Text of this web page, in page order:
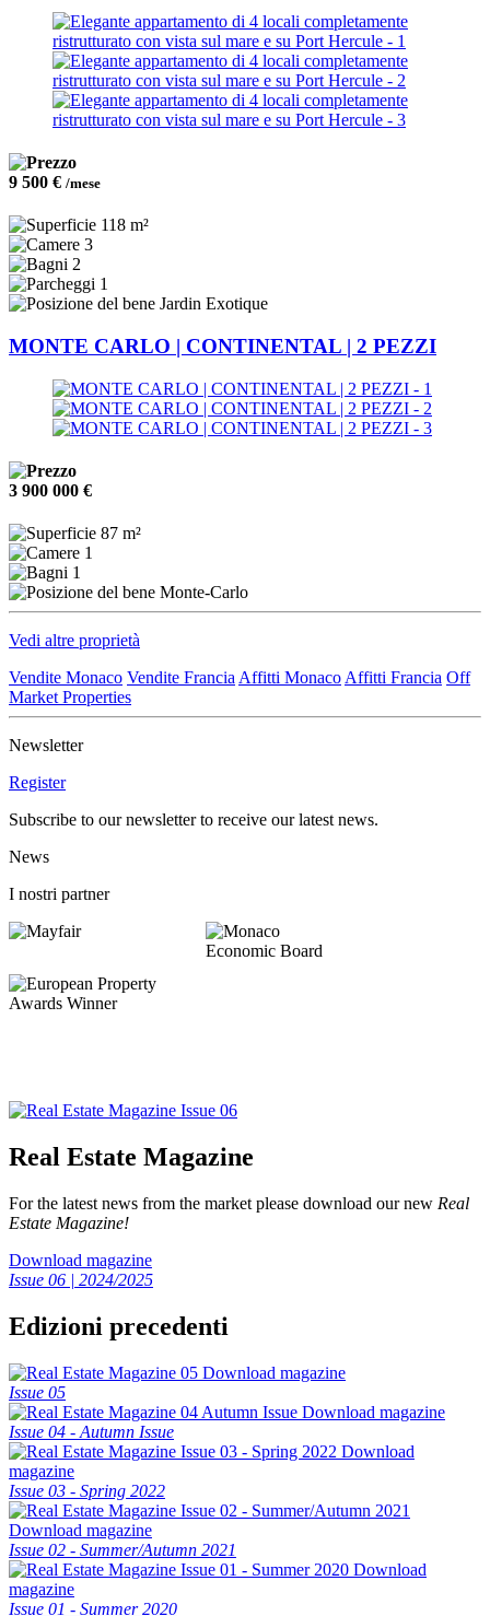
9 500 € /mese
118 m²
3
2
1
Jardin Exotique
MONTE CARLO | CONTINENTAL | 2 PEZZI
3 900 000 €
87 m²
1
1
Monte-Carlo
Vedi altre proprietà
Vendite Monaco Vendite Francia Affitti Monaco Affitti Francia Off
Market Properties
Newsletter
Register
Subscribe to our newsletter to receive our latest news.
News
I nostri partner
Real Estate Magazine
For the latest news from the market please download our new Real
Estate Magazine!
Download magazine
Issue 06 | 2024/2025
Edizioni precedenti
Download magazine
Issue 05
Download magazine
Issue 04 - Autumn Issue
Download
magazine
Issue 03 - Spring 2022
Download magazine
Issue 02 - Summer/Autumn 2021
Download
magazine
Issue 01 - Summer 2020